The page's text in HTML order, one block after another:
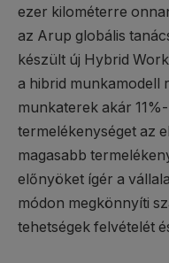
ezer kilométerre
az Arup globális
készült új Hybrid
a hibrid munkamodell
munkaterek akár
termelékenységet az
magasabb
előnyöket ígér a
módon megkönnyíti
tehetségek felvételét